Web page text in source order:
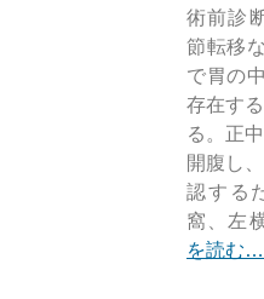
術前診
節転移
で胃の
存在す
る。正
開腹し
認する
窩、左
を読む…